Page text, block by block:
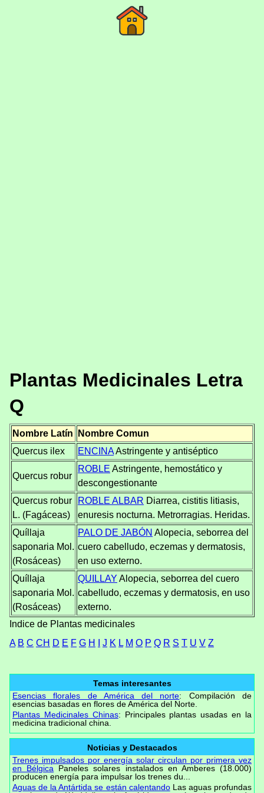
Plantas Medicinales Letra
Q
Nombre Latín
Nombre Comun
Quercus ilex
ENCINAAstringente y antiséptico
Quercus robur
ROBLE Astringente, hemostático y
descongestionante
Quercus robur
L. (Fagáceas)
ROBLE ALBAR Diarrea, cistitis litiasis,
enuresis nocturna. Metrorragias. Heridas.
Quíllaja
saponaria Mol.
(Rosáceas)
PALO DE JABÓN Alopecia, seborrea del
cuero cabelludo, eczemas y dermatosis,
en uso externo.
Quíllaja
saponaria Mol.
(Rosáceas)
QUILLAY Alopecia, seborrea del cuero
cabelludo, eczemas y dermatosis, en uso
externo.
Indice de Plantas medicinales
A B C CH D E F G H J K L M O P Q R S T U V Z
Temas interesantes
Esencias florales de América del norte: Compilación de
esencias basadas en flores de América del Norte.
Plantas Medicinales Chinas: Principales plantas usadas en la
medicina tradicional china.
Noticias y Destacados
Trenes impulsados por energía solar circulan por primera vez
en Bélgica Paneles solares instalados en Amberes (18.000)
producen energía para impulsar los trenes du...
Aguas de la Antártida se están calentandoLas aguas profundas